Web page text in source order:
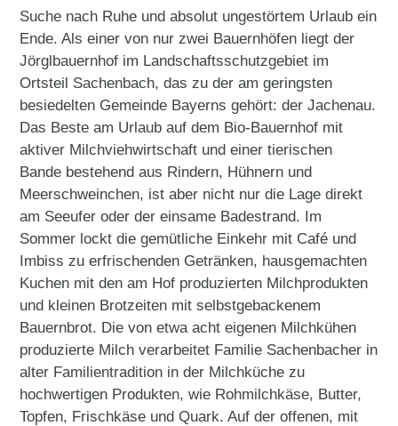
Suche nach Ruhe und absolut ungestörtem Urlaub ein
Ende. Als einer von nur zwei Bauernhöfen liegt der
Jörglbauernhof im Landschaftsschutzgebiet im
Ortsteil Sachenbach, das zu der am geringsten
besiedelten Gemeinde Bayerns gehört: der Jachenau.
Das Beste am Urlaub auf dem Bio-Bauernhof mit
aktiver Milchviehwirtschaft und einer tierischen
Bande bestehend aus Rindern, Hühnern und
Meerschweinchen, ist aber nicht nur die Lage direkt
am Seeufer oder der einsame Badestrand. Im
Sommer lockt die gemütliche Einkehr mit Café und
Imbiss zu erfrischenden Getränken, hausgemachten
Kuchen mit den am Hof produzierten Milchprodukten
und kleinen Brotzeiten mit selbstgebackenem
Bauernbrot. Die von etwa acht eigenen Milchkühen
produzierte Milch verarbeitet Familie Sachenbacher in
alter Familientradition in der Milchküche zu
hochwertigen Produkten, wie Rohmilchkäse, Butter,
Topfen, Frischkäse und Quark. Auf der offenen, mit